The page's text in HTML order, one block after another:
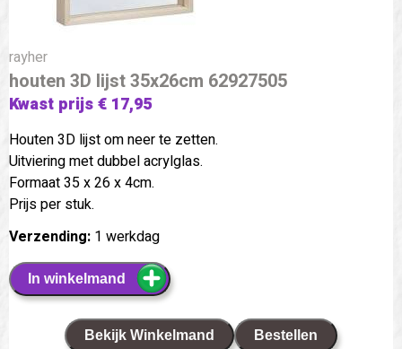
rayher
houten 3D lijst 35x26cm 62927505
Kwast prijs € 17,95
Houten 3D lijst om neer te zetten.
Uitviering met dubbel acrylglas.
Formaat 35 x 26 x 4cm.
Prijs per stuk.
Verzending: 1 werkdag
In winkelmand
Bekijk Winkelmand Bestellen